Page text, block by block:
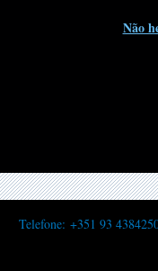
Não
Telefone: +351 93